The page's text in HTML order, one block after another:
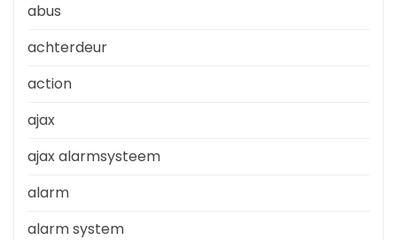
abus
achterdeur
action
ajax
ajax alarmsysteem
alarm
alarm system